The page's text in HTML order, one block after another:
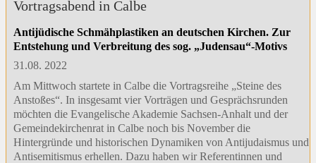
Vortragsabend in Calbe
Antijüdische Schmähplastiken an deutschen Kirchen. Zur
Entstehung und Verbreitung des sog. „Judensau“-Motivs
31.08. 2022
Am Mittwoch startete in Calbe die Vortragsreihe „Steine des
Anstoßes“. In insgesamt vier Vorträgen und Gesprächsrunden
möchten die Evangelische Akademie Sachsen-Anhalt und der
Gemeindekirchenrat in Calbe noch bis November die
Hintergründe und historischen Dynamiken von Antijudaismus und
Antisemitismus erhellen. Dazu haben wir Referentinnen und